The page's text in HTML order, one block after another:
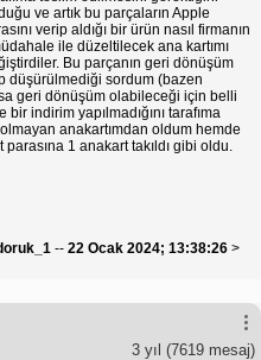
ve artık bu parçaların Apple
verip aldığı bir ürün nasıl firmanın
ile düzeltilecek ana kartımı
Bu parçanın geri dönüşüm
düşürülmediği sordum (bazen
geri dönüşüm olabileceği için belli
indirim yapılmadığını tarafıma
anakartımdan oldum hemde
1 anakart takıldı gibi oldu.
-- 22 Ocak 2024; 13:38:26 >
3 yıl (7619 mesaj)